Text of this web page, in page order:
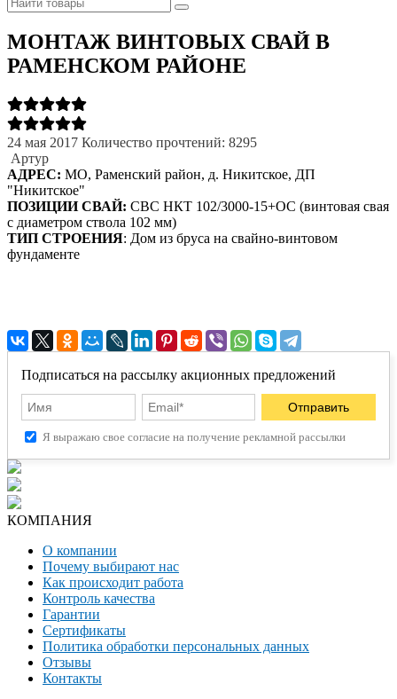
МОНТАЖ ВИНТОВЫХ СВАЙ В
РАМЕНСКОМ РАЙОНЕ
24 мая 2017 Количество прочтений: 8295
Артур
АДРЕС: МО, Раменский район, д. Никитское, ДП
"Никитское"
ПОЗИЦИИ СВАЙ: СВС НКТ 102/3000-15+ОС (винтовая свая
с диаметром ствола 102 мм)
ТИП СТРОЕНИЯ: Дом из бруса на свайно-винтовом
фундаменте
Подписаться на рассылку акционных предложений
Я выражаю свое согласие на получение рекламной рассылки
КОМПАНИЯ
О компании
Почему выбирают нас
Как происходит работа
Контроль качества
Гарантии
Сертификаты
Политика обработки персональных данных
Отзывы
Контакты